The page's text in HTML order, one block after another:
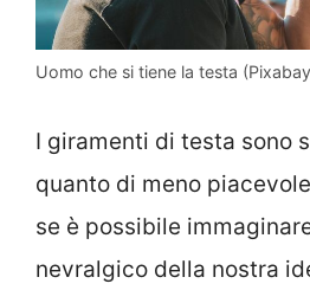
Uomo che si tiene la testa
I giramenti di testa sono
quanto di meno
se è possibile
nevralgico della nostra